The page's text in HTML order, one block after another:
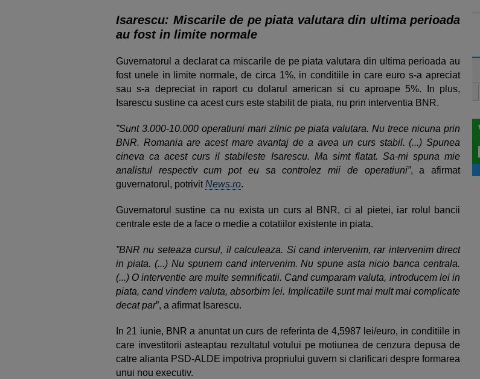
Isarescu: Miscarile de pe piata valutara din ultima perioada
au fost in limite normale
Guvernatorul a declarat ca miscarile de pe piata valutara din ultima perioada au
fost unele in limite normale, de circa 1%, in conditiile in care euro s-a apreciat
sau s-a depreciat in raport cu dolarul american si cu aproape 5%. In plus,
Isarescu sustine ca acest curs este stabilit de piata, nu prin interventia BNR.
”Sunt 3.000-10.000 operatiuni mari zilnic pe piata valutara. Nu trece nicuna prin
BNR. Romania are acest mare avantaj de a avea un curs stabil. (...) Spunea
cineva ca acest curs il stabileste Isarescu. Ma simt flatat. Sa-mi spuna mie
analistul respectiv cum pot eu sa controlez mii de operatiuni”, a afirmat
guvernatorul, potrivitNews.ro.
Guvernatorul sustine ca nu exista un curs al BNR, ci al pietei, iar rolul bancii
centrale este de a face o medie a cotatiilor existente in piata.
”BNR nu seteaza cursul, il calculeaza. Si cand intervenim, rar intervenim direct
in piata. (...) Nu spunem cand intervenim. Nu spune asta nicio banca centrala.
(...) O interventie are multe semnificatii. Cand cumparam valuta, introducem lei in
piata, cand vindem valuta, absorbim lei. Implicatiile sunt mai mult mai complicate
decat par”, a afirmat Isarescu.
In 21 iunie, BNR a anuntat un curs de referinta de 4,5987 lei/euro, in conditiile in
care investitorii asteaptau rezultatul votului pe motiunea de cenzura depusa de
catre alianta PSD-ALDE impotriva propriului guvern si clarificari despre formarea
unui nou executiv.